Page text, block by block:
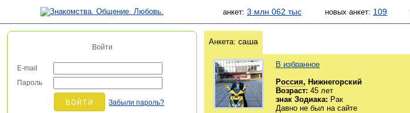
анкет: 3 млн 062 тыс новых анкет: 109
Войти
E-mail
Пароль
Забыли пароль?
Анкета: саша
В избранное
Россия, Нижнегорский
Возраст: 45 лет
знак Зодиака: Рак
Давно не был на сайте